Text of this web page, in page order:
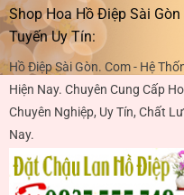
Shop Hoa Hồ Điệp Sài
Tuyến Uy Tín:
Hồ Điệp Sài Gòn. Com - Hệ
Hiện Nay. Chuyên Cung Cấp
Chuyên Nghiệp, Uy Tín, Chất
Nay.